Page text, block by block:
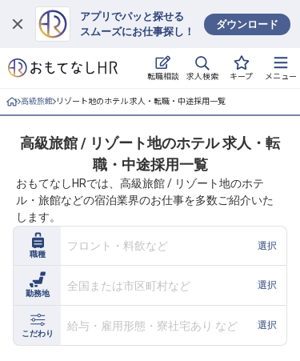
アプリでパッと探せる
スムーズにお仕事探し！
ダウンロード
転職相談 求人検索 キープ メニュー
ログイン
求人・施設を探す
就職・転職 合同説明会
おもてなしHRについて
ご利用の流れ
よくある質問
ホテル・宿泊業界情報コラム
高級旅館 リゾート地のホテル 求人・転職・中途採用一覧
高級旅館 / リゾート地のホテル 求人・転
職・中途採用一覧
おもてなしHRでは、高級旅館 / リゾート地のホテ
ル・旅館などの宿泊業界のお仕事を多数ご紹介いた
します。
職種
フロント・料飲など 選択
勤務地
全国または市区町村など 選択
こだわり
給与・雇用形態・寮社宅あり など 選択